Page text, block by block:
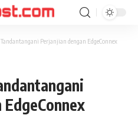
Perjanjian dengan EdgeConnex